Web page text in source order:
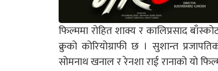
फिल्ममा रोहित शाक्य र कालिप्रसाद
क्रुको कोरियोग्राफी छ । सुशान्त
सोमनाथ खनाल र रेनशा राई रानाको यो